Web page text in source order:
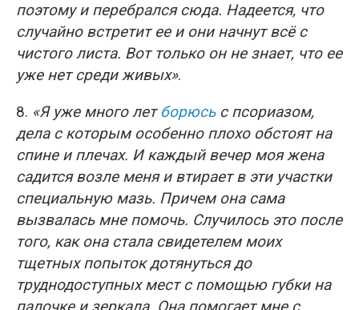
поэтому и перебрался сюда. Надеется, что
случайно встретит ее и они начнут всё с
чистого листа. Вот только он не знает, что ее
уже нет среди живых».
8. «Я уже много летборюсьс псориазом,
дела с которым особенно плохо обстоят на
спине и плечах. И каждый вечер моя жена
садится возле меня и втирает в эти участки
специальную мазь. Причем она сама
вызвалась мне помочь. Случилось это после
того, как она стала свидетелем моих
тщетных попыток дотянуться до
труднодоступных мест с помощью губки на